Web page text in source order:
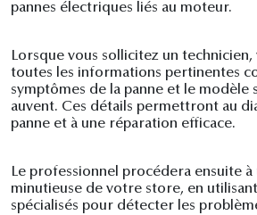
pannes électriques liés au moteur.
Lorsque vous sollicitez un
toutes les informations pertinentes
symptômes de la panne et le modèle
auvent. Ces détails permettront au
panne et à une réparation efficace.
Le professionnel procédera ensuite
minutieuse de votre store, en
spécialisés pour détecter les